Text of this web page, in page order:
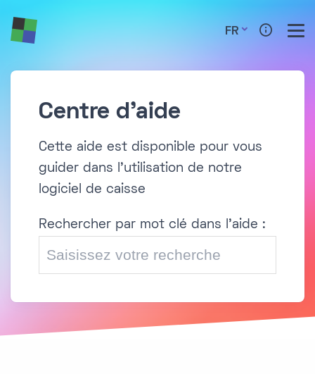
FR
Centre d'aide
Cette aide est disponible pour vous
guider dans l'utilisation de notre
logiciel de caisse
Rechercher par mot clé dans l'aide :